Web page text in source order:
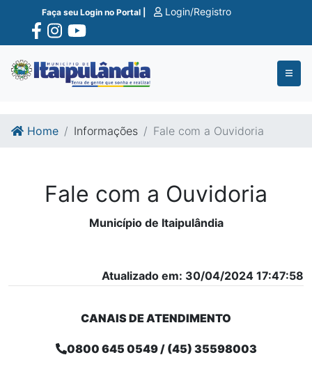
Ir para o conte�do
Ir para o fim do conte�do
Faça seu Login no Portal | Login/Registro
Home Informações Fale com a Ouvidoria
Fale com a Ouvidoria
Município de Itaipulândia
Atualizado em: 30/04/2024 17:47:58
CANAIS DE ATENDIMENTO
0800 645 0549 / (45) 35598003